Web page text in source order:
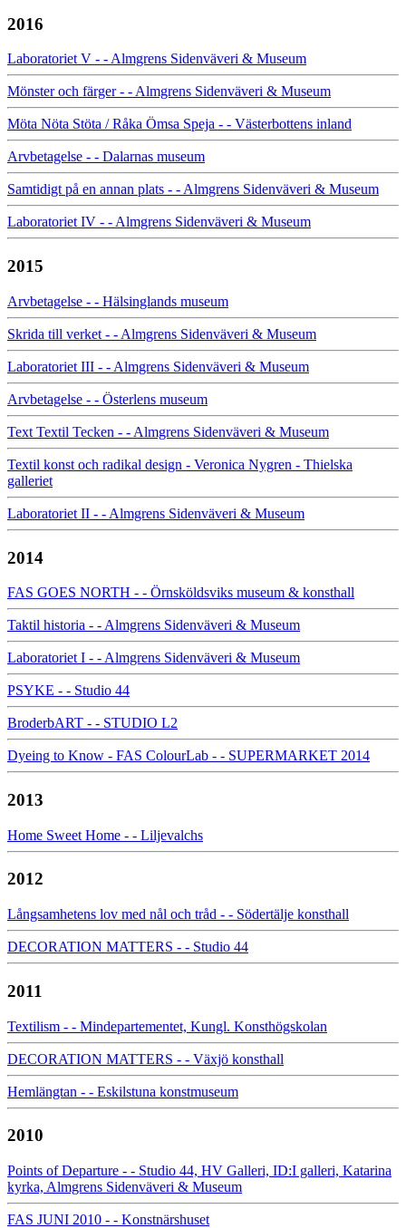
2016
Laboratoriet V - - Almgrens Sidenväveri & Museum
Mönster och färger - - Almgrens Sidenväveri & Museum
Möta Nöta Stöta / Råka Ömsa Speja - - Västerbottens inland
Arvbetagelse - - Dalarnas museum
Samtidigt på en annan plats - - Almgrens Sidenväveri & Museum
Laboratoriet IV - - Almgrens Sidenväveri & Museum
2015
Arvbetagelse - - Hälsinglands museum
Skrida till verket - - Almgrens Sidenväveri & Museum
Laboratoriet III - - Almgrens Sidenväveri & Museum
Arvbetagelse - - Österlens museum
Text Textil Tecken - - Almgrens Sidenväveri & Museum
Textil konst och radikal design - Veronica Nygren - Thielska
galleriet
Laboratoriet II - - Almgrens Sidenväveri & Museum
2014
FAS GOES NORTH - - Örnsköldsviks museum & konsthall
Taktil historia - - Almgrens Sidenväveri & Museum
Laboratoriet I - - Almgrens Sidenväveri & Museum
PSYKE - - Studio 44
BroderbART - - STUDIO L2
Dyeing to Know - FAS ColourLab - - SUPERMARKET 2014
2013
Home Sweet Home - - Liljevalchs
2012
Långsamhetens lov med nål och tråd - - Södertälje konsthall
DECORATION MATTERS - - Studio 44
2011
Textilism - - Mindepartementet, Kungl. Konsthögskolan
DECORATION MATTERS - - Växjö konsthall
Hemlängtan - - Eskilstuna konstmuseum
2010
Points of Departure - - Studio 44, HV Galleri, ID:I galleri, Katarina
kyrka, Almgrens Sidenväveri & Museum
FAS JUNI 2010 - - Konstnärshuset